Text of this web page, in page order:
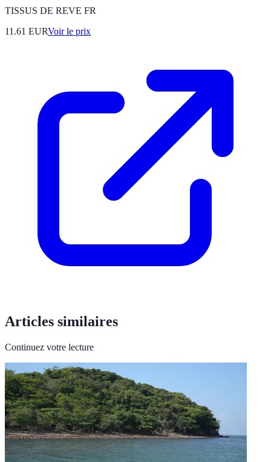
TISSUS DE REVE FR
11.61 EURVoir le prix
Articles similaires
Continuez votre lecture